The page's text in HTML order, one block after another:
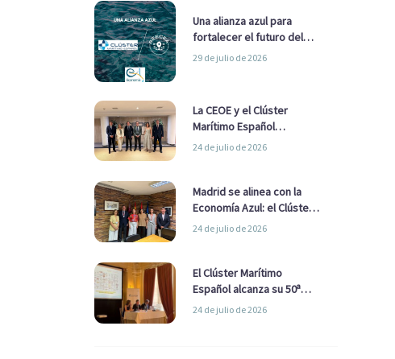
Una alianza azul para
fortalecer el futuro del
sector marítimo
29 de julio de 2026
La CEOE y el Clúster
Marítimo Español
refuerzan su alianza para
24 de julio de 2026
Madrid se alinea con la
Economía Azul: el Clúster
Marítimo Español y la Real
Ayuntamiento
24 de julio de 2026
El Clúster Marítimo
Español alcanza su 50ª
Asamblea reafirmando su
24 de julio de 2026